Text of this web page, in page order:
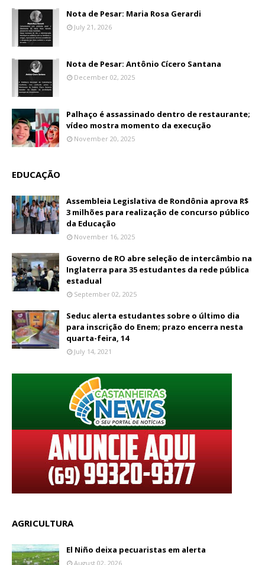
Nota de Pesar: Maria Rosa Gerardi
July 21, 2026
Nota de Pesar: Antônio Cícero Santana
December 02, 2025
Palhaço é assassinado dentro de restaurante;
vídeo mostra momento da execução
November 20, 2025
EDUCAÇÃO
Assembleia Legislativa de Rondônia aprova R$
3 milhões para realização de concurso público
da Educação
November 16, 2025
Governo de RO abre seleção de intercâmbio na
Inglaterra para 35 estudantes da rede pública
estadual
September 02, 2025
Seduc alerta estudantes sobre o último dia
para inscrição do Enem; prazo encerra nesta
quarta-feira, 14
July 14, 2021
AGRICULTURA
El Niño deixa pecuaristas em alerta
August 02, 2026